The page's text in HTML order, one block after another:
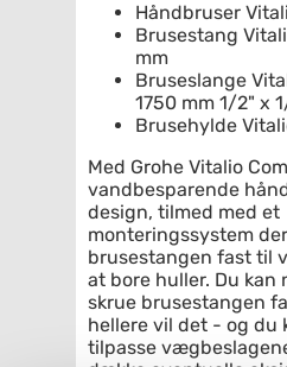
Håndbruser
Brusestang
mm
Bruseslange
1750 mm 1/2" x
Brusehylde
Med Grohe Vitalio
vandbesparende
design, tilmed med et
monteringssystem
brusestangen fast til
at bore huller. Du kan
skrue brusestangen
hellere vil det - og du
tilpasse